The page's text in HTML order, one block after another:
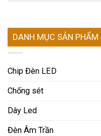
DANH MỤC SẢN PHẨM
Chip Đèn LED
Chống sét
Dây Led
Đèn Âm Trần